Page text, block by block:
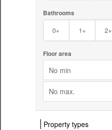
Bathrooms
0+ 1+ 2+
Floor area
No min
No max.
Property types